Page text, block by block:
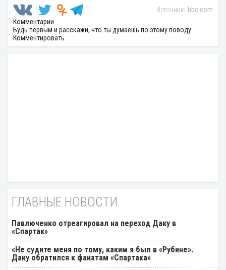
bbc.com
Комментарии
Будь первым и расскажи, что ты думаешь по этому поводу.
Комментировать
ГЛАВНЫЕ НОВОСТИ
Павлюченко отреагировал на переход Даку в
«Спартак»
«Не судите меня по тому, каким я был в «Рубине».
Даку обратился к фанатам «Спартака»